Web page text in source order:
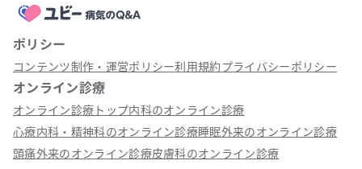
ポリシー
コンテンツ制作・運営ポリシー利用規約プライバシーポリシー
オンライン診療
オンライン診療トップ内科のオンライン診療
心療内科・精神科のオンライン診療睡眠外来のオンライン診療
頭痛外来のオンライン診療皮膚科のオンライン診療